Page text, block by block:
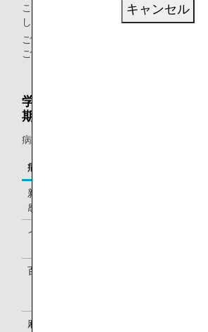
この限りではありませんので、主治医に
します。場合によっては診断書をご用意
ございます。詳細は「
ご参照ください。
学校保健安全法に定められた感
期間
病名別の出席停止期間の一部をご紹介いた
病名
新型コロナウイルス
感染症
インフルエンザ
百日咳
特有の咳がでな
抗菌性物質製剤
麻疹（はしか）
キャンセル